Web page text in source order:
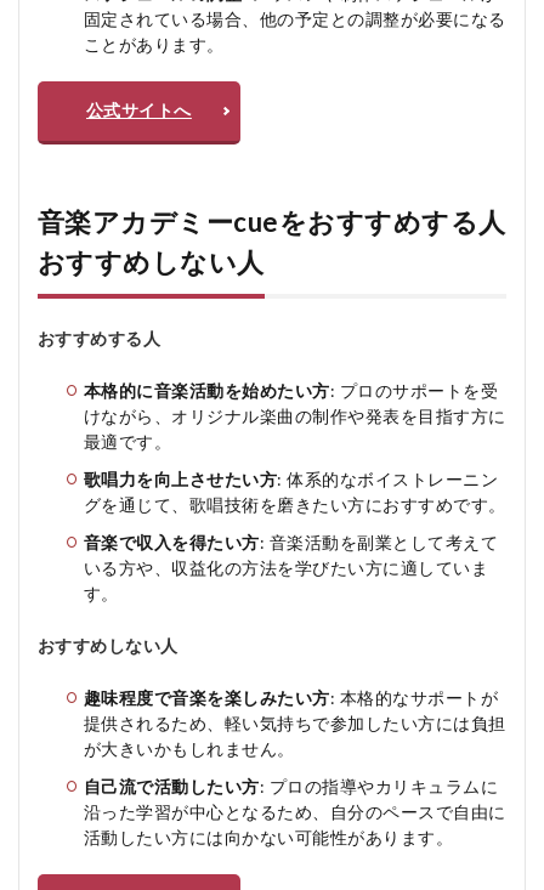
固定されている場合、他の予定との調整が必要になる
ことがあります。
公式サイトへ
音楽アカデミーcueをおすすめする人
おすすめしない人
おすすめする人
本格的に音楽活動を始めたい方: プロのサポートを受
けながら、オリジナル楽曲の制作や発表を目指す方に
最適です。
歌唱力を向上させたい方: 体系的なボイストレーニン
グを通じて、歌唱技術を磨きたい方におすすめです。
音楽で収入を得たい方: 音楽活動を副業として考えて
いる方や、収益化の方法を学びたい方に適していま
す。
おすすめしない人
趣味程度で音楽を楽しみたい方: 本格的なサポートが
提供されるため、軽い気持ちで参加したい方には負担
が大きいかもしれません。
自己流で活動したい方: プロの指導やカリキュラムに
沿った学習が中心となるため、自分のペースで自由に
活動したい方には向かない可能性があります。